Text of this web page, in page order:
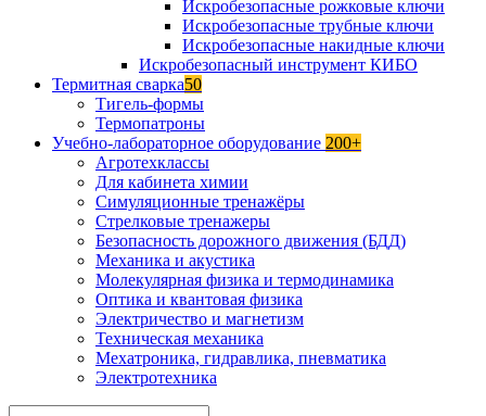
Искробезопасные рожковые ключи
Искробезопасные трубные ключи
Искробезопасные накидные ключи
Искробезопасный инструмент КИБО
Термитная сварка50
Тигель-формы
Термопатроны
Учебно-лабораторное оборудование 200+
Агротехклассы
Для кабинета химии
Симуляционные тренажёры
Стрелковые тренажеры
Безопасность дорожного движения (БДД)
Механика и акустика
Молекулярная физика и термодинамика
Оптика и квантовая физика
Электричество и магнетизм
Техническая механика
Мехатроника, гидравлика, пневматика
Электротехника